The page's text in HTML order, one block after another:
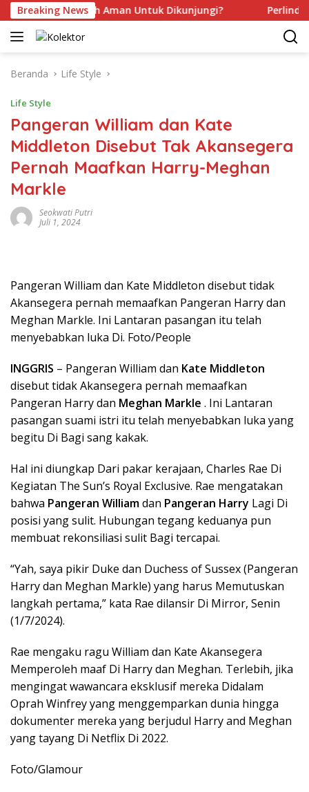
Langsung
ke
konten
Breaking News
Kamu Sudah Aman Untuk Dikunjungi?
Beranda Life Style
Life Style
Pangeran William dan Kate
Middleton Disebut Tak Akansegera
Pernah Maafkan Harry-Meghan
Markle
Seokwati Putri
Juli 1, 2024
Pangeran William dan Kate Middleton disebut tidak
Akansegera pernah memaafkan Pangeran Harry dan
Meghan Markle. Ini Lantaran pasangan itu telah
menyebabkan luka Di. Foto/People
INGGRIS – Pangeran William dan Kate Middleton
disebut tidak Akansegera pernah memaafkan
Pangeran Harry dan Meghan Markle . Ini Lantaran
pasangan suami istri itu telah menyebabkan luka yang
begitu Di Bagi sang kakak.
Hal ini diungkap Dari pakar kerajaan, Charles Rae Di
Kegiatan The Sun’s Royal Exclusive. Rae mengatakan
bahwa Pangeran Williamdan Pangeran Harry Lagi Di
posisi yang sulit. Hubungan tegang keduanya pun
membuat rekonsiliasi sulit Bagi tercapai.
“Yah, saya pikir Duke dan Duchess of Sussex (Pangeran
Harry dan Meghan Markle) yang harus Memutuskan
langkah pertama,” kata Rae dilansir Di Mirror, Senin
(1/7/2024).
Rae mengaku ragu William dan Kate Akansegera
Memperoleh maaf Di Harry dan Meghan. Terlebih, jika
mengingat wawancara eksklusif mereka Didalam
Oprah Winfrey yang menggemparkan dunia hingga
dokumenter mereka yang berjudul Harry and Meghan
yang tayang Di Netflix Di 2022.
Foto/Glamour